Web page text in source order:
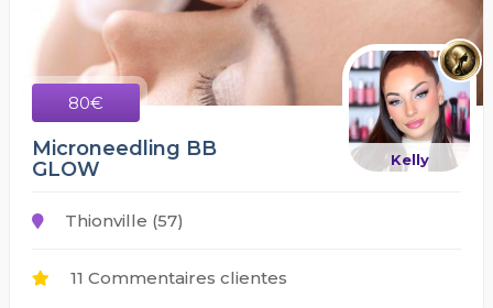
80€
Kelly
Microneedling BB
GLOW
Thionville (57)
11 Commentaires clientes